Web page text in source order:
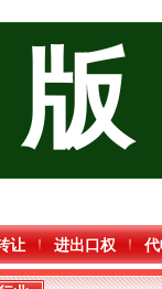
让 进出口权